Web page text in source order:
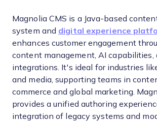
Magnolia CMS is a Java-based
system and digital experience
enhances customer engagement
content management, AI capabilities,
integrations. It's ideal for industries
and media, supporting teams in
commerce and global marketing.
provides a unified authoring
integration of legacy systems and